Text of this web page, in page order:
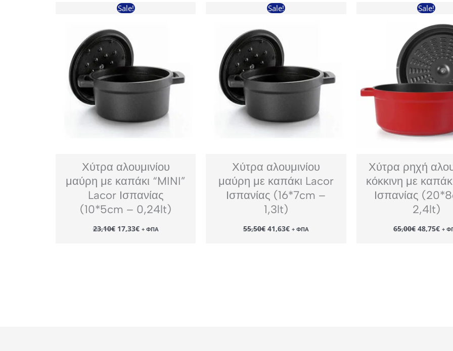
Sale!
Χύτρα αλουμινίου
μαύρη με καπάκι “MINI”
Lacor Ισπανίας
(10*5cm – 0,24lt)
23,10€ Original
price
17,33€Η
τρέχουσα
+ ΦΠΑ
Sale!
Χύτρα αλουμινίου
μαύρη με καπάκι Lacor
Ισπανίας (16*7cm –
1,3lt)
55,50€ Original
price
41,63€Η
τρέχουσα
+ ΦΠΑ
Sale!
Χύτρα ρηχή
κόκκινη με
Ισπανίας
2,4lt)
65,00€ Original
price
48,75€Η+